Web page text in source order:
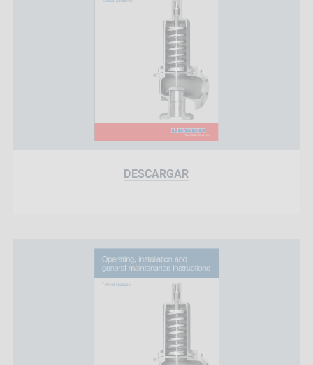
DESCARGAR